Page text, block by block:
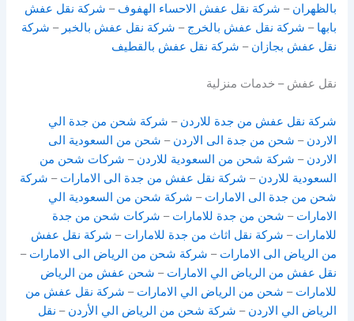
بالظهران – شركة نقل عفش الاحساء الهفوف – شركة نقل عفش
بابها – شركة نقل عفش بالخرج – شركة نقل عفش بالخبر – شركة
نقل عفش بجازان – شركة نقل عفش بالقطيف
نقل عفش – خدمات منزلية
شركة نقل عفش من جدة للاردن – شركة شحن من جدة الي
الاردن – شحن من جدة الى الاردن – شحن من السعودية الى
الاردن – شركة شحن من السعودية للاردن – شركات شحن من
السعودية للاردن – شركة نقل عفش من جدة الى الامارات – شركة
شحن من جدة الى الامارات – شركة شحن من السعودية الي
الامارات – شحن من جدة للامارات – شركات شحن من جدة
للامارات – شركة نقل اثاث من جدة للامارات – شركة نقل عفش
من الرياض الى الامارات – شركة شحن من الرياض الى الامارات –
نقل عفش من الرياض الي الامارات – شحن عفش من الرياض
للامارات – شحن من الرياض الي الامارات – شركة نقل عفش من
الرياض الي الاردن – شركة شحن من الرياض الي الأردن – نقل